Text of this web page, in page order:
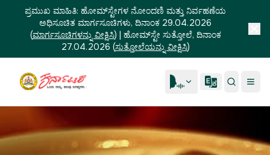
ಪ್ರಮುಖ ಮಾಹಿತಿ: ಹೋಮ್‌ಸ್ಟೇಗಳ ನೋಂದಣಿ ಮತ್ತು ನಿರ್ವಹಣೆಯ
ಅಧಿಸೂಚಿತ ಮಾರ್ಗಸೂಚಿಗಳು, ದಿನಾಂಕ 29.04.2026
(ಮಾರ್ಗಸೂಚಿಗಳನ್ನು ವೀಕ್ಷಿಸಿ) | ಹೋಮ್‌ಸ್ಟೇ ಸುತ್ತೋಲೆ, ದಿನಾಂಕ
27.04.2026 (ಸುತ್ತೋಲೆಯನ್ನು ವೀಕ್ಷಿಸಿ)